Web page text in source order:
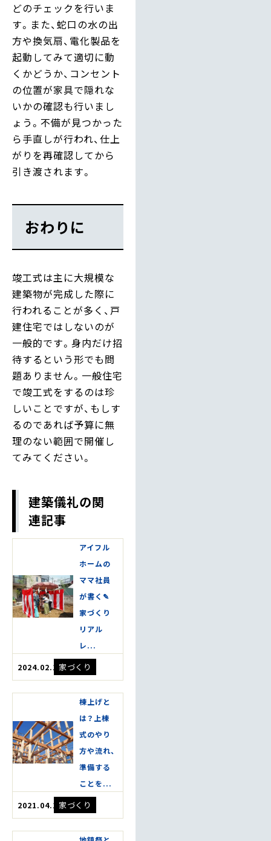
どのチェックを行いま
す。また、蛇口の水の出
方や換気扇、電化製品を
起動してみて適切に動
くかどうか、コンセント
の位置が家具で隠れな
いかの確認も行いまし
ょう。不備が見つかった
ら手直しが行われ、仕上
がりを再確認してから
引き渡されます。
おわりに
竣工式は主に大規模な
建築物が完成した際に
行われることが多く、戸
建住宅ではしないのが
一般的です。身内だけ招
待するという形でも問
題ありません。一般住宅
で竣工式をするのは珍
しいことですが、もしす
るのであれば予算に無
理のない範囲で開催し
てみてください。
建築儀礼の関
連記事
2024.02.14家づくり
アイフル
ホームの
ママ社員
が書く✎
家づくり
リアル
レ...
2021.04.17家づくり
棟上げと
は？上棟
式のやり
方や流れ、
準備する
ことを...